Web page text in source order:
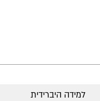
למידה היברידית